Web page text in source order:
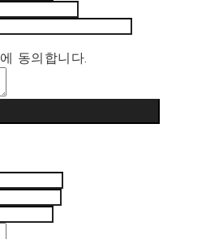
에 동의합니다.